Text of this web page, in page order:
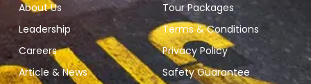
About Us
Leadership
Careers
Article & News
Tour Packages
Terms & Conditions
Privacy Policy
Safety Guarantee